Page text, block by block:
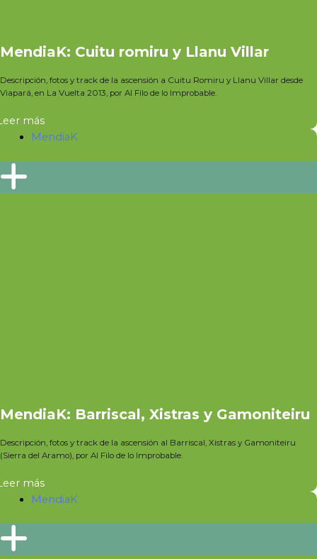
MendiaK: Cuitu romiru y Llanu Villar
Descripción, fotos y track de la ascensión a Cuitu Romiru y Llanu Villar desde
Viapará, en La Vuelta 2013, por Al Filo de lo Improbable.
más
MendiaK
MendiaK: Barriscal, Xistras y Gamoniteiru
Descripción, fotos y track de la ascensión al Barriscal, Xistras y Gamoniteiru
(Sierra del Aramo), por Al Filo de lo Improbable.
más
MendiaK